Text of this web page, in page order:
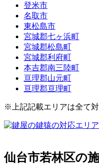
登米市
名取市
東松島市
宮城郡七ヶ浜町
宮城郡松島町
宮城郡利府町
本吉郡南三陸町
亘理郡山元町
亘理郡亘理町
※上記記載エリアは全て
仙台市若林区の